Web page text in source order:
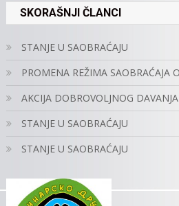
SKORAŠNJI ČLANCI
STANJE U SAOBRAĆAJU
PROMENA REŽIMA SAOBRAĆAJA
AKCIJA DOBROVOLJNOG
STANJE U SAOBRAĆAJU
STANJE U SAOBRAĆAJU